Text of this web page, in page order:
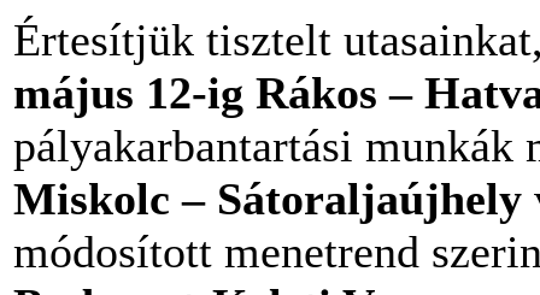
Értesítjük tisztelt
május 12-ig Rákos –
pályakarbantartási munkák
Miskolc – Sátoraljaújhely
módosított menetrend